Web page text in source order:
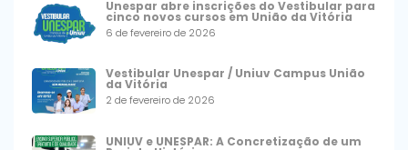
Unespar abre inscrições do Vestibular para
cinco novos cursos em União da Vitória
6 de fevereiro de 2026
Vestibular Unespar / Uniuv Campus União
da Vitória
2 de fevereiro de 2026
UNIUV e UNESPAR: A Concretização de um